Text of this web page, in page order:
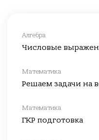
Алгебра
Числовые
Математика
Решаем задачи на
Математика
ГКР подготовка